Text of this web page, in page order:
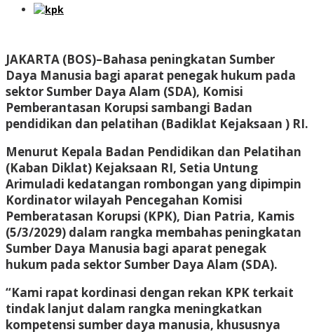
JAKARTA (BOS)–Bahasa peningkatan Sumber
Daya Manusia bagi aparat penegak hukum pada
sektor Sumber Daya Alam (SDA), Komisi
Pemberantasan Korupsi sambangi Badan
pendidikan dan pelatihan (Badiklat Kejaksaan ) RI.
Menurut Kepala Badan Pendidikan dan Pelatihan
(Kaban Diklat) Kejaksaan RI, Setia Untung
Arimuladi kedatangan rombongan yang dipimpin
Kordinator wilayah Pencegahan Komisi
Pemberatasan Korupsi (KPK), Dian Patria, Kamis
(5/3/2029) dalam rangka membahas peningkatan
Sumber Daya Manusia bagi aparat penegak
hukum pada sektor Sumber Daya Alam (SDA).
“Kami rapat kordinasi dengan rekan KPK terkait
tindak lanjut dalam rangka meningkatkan
kompetensi sumber daya manusia, khususnya